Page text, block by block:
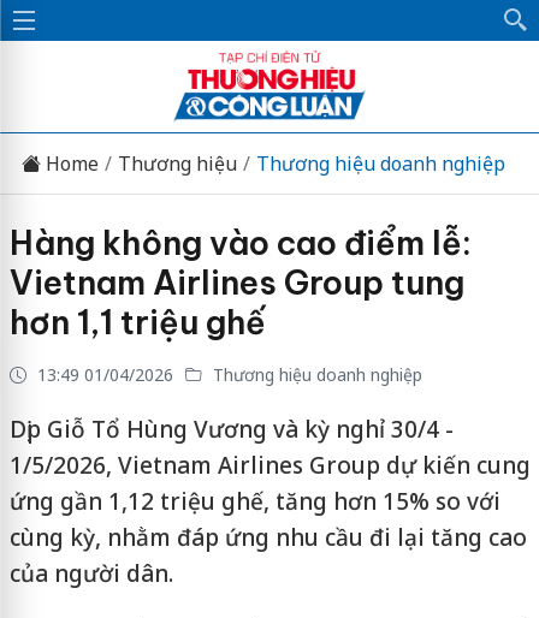
Home Thương hiệu Thương hiệu doanh nghiệp
Hàng không vào cao điểm lễ:
Vietnam Airlines Group tung
hơn 1,1 triệu ghế
13:49 01/04/2026 Thương hiệu doanh nghiệp
Dịp Giỗ Tổ Hùng Vương và kỳ nghỉ 30/4 -
1/5/2026, Vietnam Airlines Group dự kiến cung
ứng gần 1,12 triệu ghế, tăng hơn 15% so với
cùng kỳ, nhằm đáp ứng nhu cầu đi lại tăng cao
của người dân.